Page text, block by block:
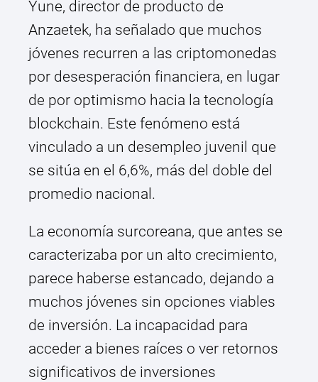
Yune, director de producto de
Anzaetek, ha señalado que muchos
jóvenes recurren a las criptomonedas
por desesperación financiera, en lugar
de por optimismo hacia la tecnología
blockchain. Este fenómeno está
vinculado a un desempleo juvenil que
se sitúa en el 6,6%, más del doble del
promedio nacional.
La economía surcoreana, que antes se
caracterizaba por un alto crecimiento,
parece haberse estancado, dejando a
muchos jóvenes sin opciones viables
de inversión. La incapacidad para
acceder a bienes raíces o ver retornos
significativos de inversiones